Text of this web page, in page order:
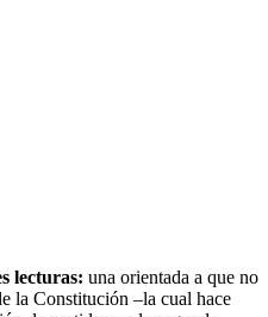
lecturas: una orientada a que no
la Constitución –la cual hace